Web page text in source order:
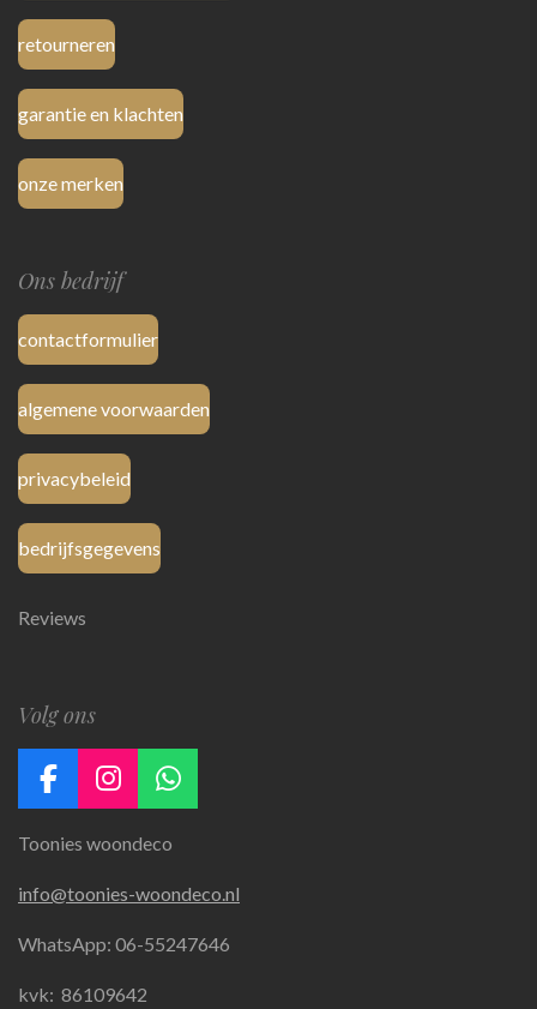
retourneren
garantie en klachten
onze merken
Ons bedrijf
contactformulier
algemene voorwaarden
privacybeleid
bedrijfsgegevens
Reviews
Volg ons
F
c
b
o
k
I
s
a
g
a
W
a
s
A
Toonies woondeco
info@toonies-woondeco.nl
WhatsApp: 06-55247646
kvk: 86109642